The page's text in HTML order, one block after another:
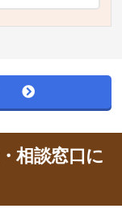
相談窓口に